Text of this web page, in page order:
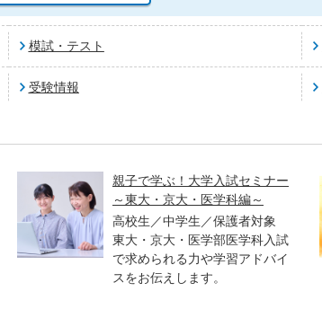
模試・テスト
受験情報
親子で学ぶ！大学入試セミナー
～東大・京大・医学科編～
高校生／中学生／保護者対象
東大・京大・医学部医学科入試
で求められる力や学習アドバイ
スをお伝えします。